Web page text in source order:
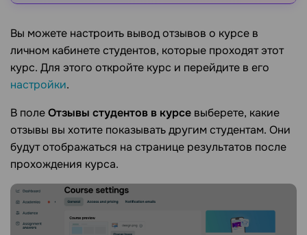
Вы можете настроить вывод отзывов о курсе в
личном кабинете студентов, которые проходят этот
курс. Для этого откройте курс и перейдите в его
настройки.
В полеОтзывы студентов в курсе выберете, какие
отзывы вы хотите показывать другим студентам. Они
будут отображаться на странице результатов после
прохождения курса.